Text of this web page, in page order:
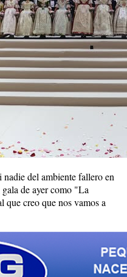
del ambiente fallero en
de ayer como "La
creo que nos vamos a